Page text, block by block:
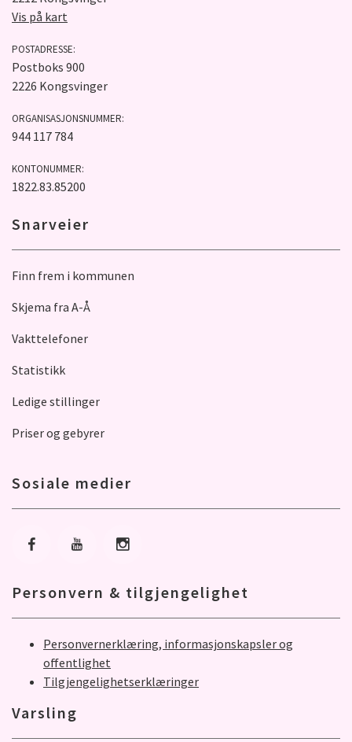
Vis på kart
POSTADRESSE:
Postboks 900
2226 Kongsvinger
ORGANISASJONSNUMMER:
944 117 784
KONTONUMMER:
1822.83.85200
Snarveier
Finn frem i kommunen
Skjema fra A-Å
Vakttelefoner
Statistikk
Ledige stillinger
Priser og gebyrer
Sosiale medier
Gå til Facebook
Gå til YoutubeGå til Instagram
Personvern & tilgjengelighet
Personvernerklæring, informasjonskapsler og
offentlighet
Tilgjengelighetserklæringer
Varsling